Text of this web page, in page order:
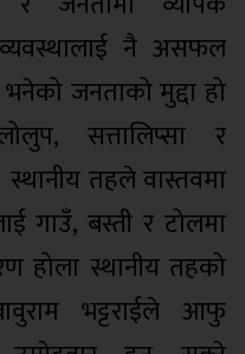
नै असफल
जनताको मुद्दा हो
सत्तालिप्सा र
तहले वास्तवमा
गाउँ, बस्ती र टोलमा
होला स्थानीय तहको
भट्टराईले आफु